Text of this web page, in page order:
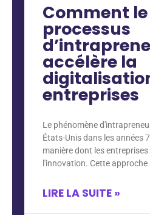
Comment le
processus
accélère la
entreprises
Le phénomène
États-Unis dans les années
manière dont les
l'innovation. Cette approche
LIRE LA SUITE »